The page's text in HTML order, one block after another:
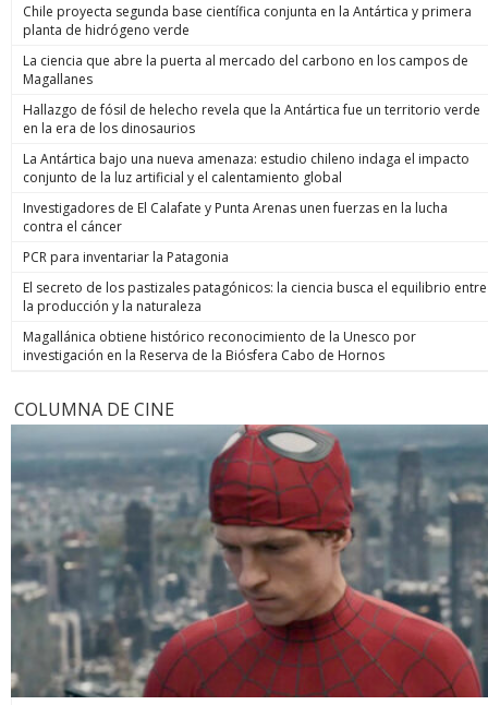
Chile proyecta segunda base científica conjunta en la Antártica y primera
planta de hidrógeno verde
La ciencia que abre la puerta al mercado del carbono en los campos de
Magallanes
Hallazgo de fósil de helecho revela que la Antártica fue un territorio verde
en la era de los dinosaurios
La Antártica bajo una nueva amenaza: estudio chileno indaga el impacto
conjunto de la luz artificial y el calentamiento global
Investigadores de El Calafate y Punta Arenas unen fuerzas en la lucha
contra el cáncer
PCR para inventariar la Patagonia
El secreto de los pastizales patagónicos: la ciencia busca el equilibrio entre
la producción y la naturaleza
Magallánica obtiene histórico reconocimiento de la Unesco por
investigación en la Reserva de la Biósfera Cabo de Hornos
COLUMNA DE CINE